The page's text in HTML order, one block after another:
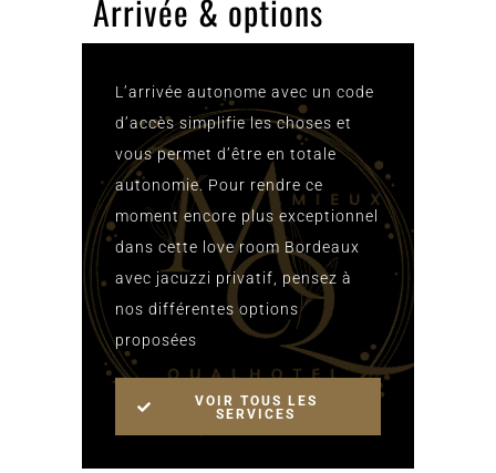
Arrivée & options
L’arrivée autonome avec un code
d’accès simplifie les choses et
vous permet d’être en totale
autonomie. Pour rendre ce
moment encore plus exceptionnel
dans cette love room Bordeaux
avec jacuzzi privatif, pensez à
nos différentes options
proposées
VOIR TOUS LES
SERVICES